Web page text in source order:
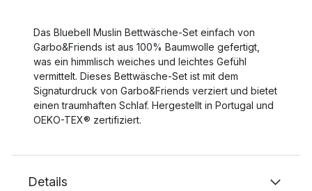
Das Bluebell Muslin Bettwäsche-Set einfach von
Garbo&Friends ist aus 100% Baumwolle gefertigt,
was ein himmlisch weiches und leichtes Gefühl
vermittelt. Dieses Bettwäsche-Set ist mit dem
Signaturdruck von Garbo&Friends verziert und bietet
einen traumhaften Schlaf. Hergestellt in Portugal und
OEKO-TEX® zertifiziert.
Details